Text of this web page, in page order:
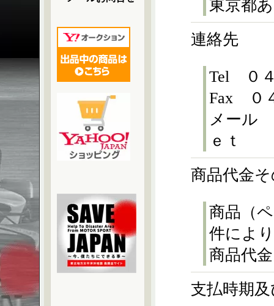
東京都
連絡先
Tel ０
Fax ０
メール
ｅｔ
商品代金
商品（
件によ
商品代
支払時期